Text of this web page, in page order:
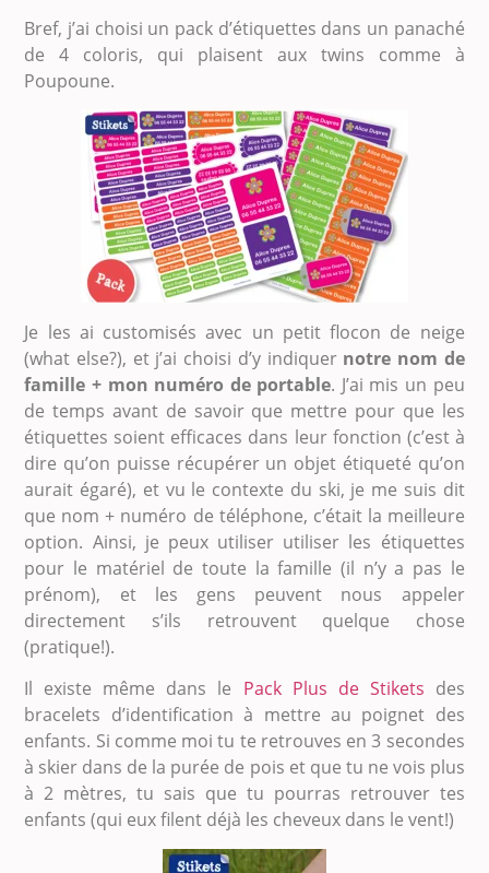
Bref, j’ai choisi un pack d’étiquettes dans un panaché
de 4 coloris, qui plaisent aux twins comme à
Poupoune.
Je les ai customisés avec un petit flocon de neige
(what else?), et j’ai choisi d’y indiquer notre nom de
famille + mon numéro de portable. J’ai mis un peu
de temps avant de savoir que mettre pour que les
étiquettes soient efficaces dans leur fonction (c’est à
dire qu’on puisse récupérer un objet étiqueté qu’on
aurait égaré), et vu le contexte du ski, je me suis dit
que nom + numéro de téléphone, c’était la meilleure
option. Ainsi, je peux utiliser utiliser les étiquettes
pour le matériel de toute la famille (il n’y a pas le
prénom), et les gens peuvent nous appeler
directement s’ils retrouvent quelque chose
(pratique!).
Il existe même dans le Pack Plus de Stikets des
bracelets d’identification à mettre au poignet des
enfants. Si comme moi tu te retrouves en 3 secondes
à skier dans de la purée de pois et que tu ne vois plus
à 2 mètres, tu sais que tu pourras retrouver tes
enfants (qui eux filent déjà les cheveux dans le vent!)